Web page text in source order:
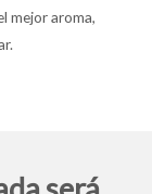
mejor aroma,